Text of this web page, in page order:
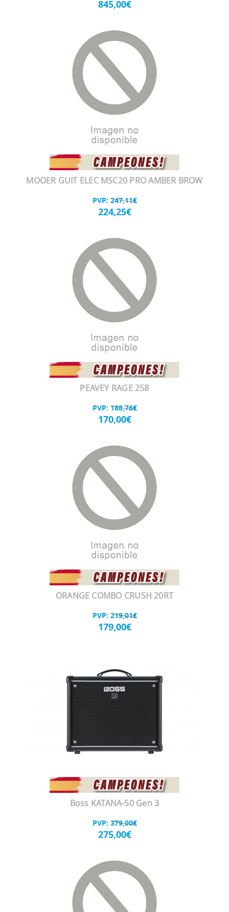
845,00€
MOOER GUIT ELEC MSC20 PRO AMBER BROW
PVP: 247,11€
224,25€
PEAVEY RAGE 258
PVP: 188,76€
170,00€
ORANGE COMBO CRUSH 20RT
PVP: 219,01€
179,00€
Boss KATANA-50 Gen 3
PVP: 379,00€
275,00€